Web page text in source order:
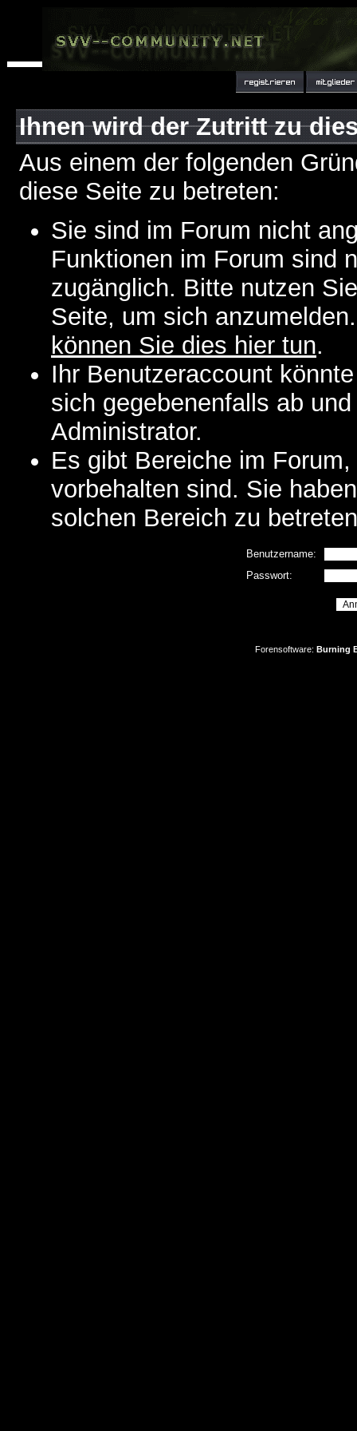
Ihnen wird der Zutritt zu
Aus einem der folgenden
diese Seite zu betreten:
Sie sind im Forum nicht
Funktionen im Forum sind
zugänglich. Bitte nutzen
Seite, um sich
können Sie dies hier tun.
Ihr Benutzeraccount
sich gegebenenfalls ab
Administrator.
Es gibt Bereiche im
vorbehalten sind. Sie
solchen Bereich zu
Benutzername:
Passwort:
Forensoftware: Burning